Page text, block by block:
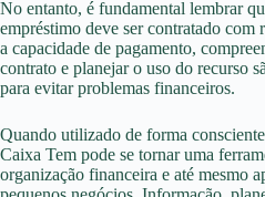
No entanto, é fundamental lembrar
empréstimo deve ser contratado com
a capacidade de pagamento,
contrato e planejar o uso do recurso
para evitar problemas financeiros.
Quando utilizado de forma
Caixa Tem pode se tornar uma
organização financeira e até mesmo